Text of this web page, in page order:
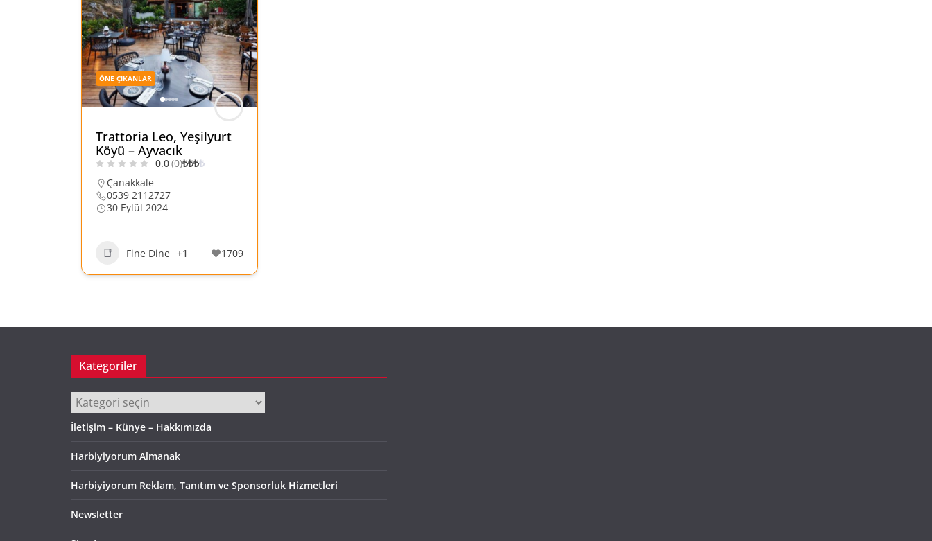
ÖNE ÇIKANLAR
Trattoria Leo, Yeşilyurt
Köyü – Ayvacık
0.0(0)₺₺₺₺
Çanakkale
0539 2112727
30 Eylül 2024
Fine Dine +1 1709
Kategoriler
Kategoriler
İletişim – Künye – Hakkımızda
Harbiyiyorum Almanak
Harbiyiyorum Reklam, Tanıtım ve Sponsorluk Hizmetleri
Newsletter